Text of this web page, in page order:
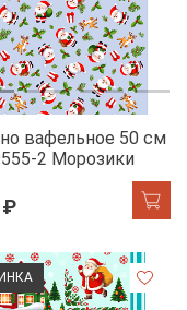
вафельное 50 см
2 Морозики
₽